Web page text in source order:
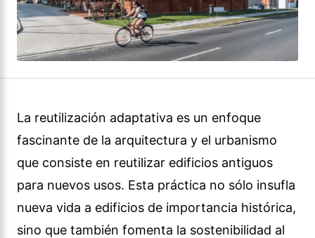
La reutilización adaptativa es un enfoque
fascinante de la arquitectura y el urbanismo
que consiste en reutilizar edificios antiguos
para nuevos usos. Esta práctica no sólo insufla
nueva vida a edificios de importancia histórica,
sino que también fomenta la sostenibilidad al